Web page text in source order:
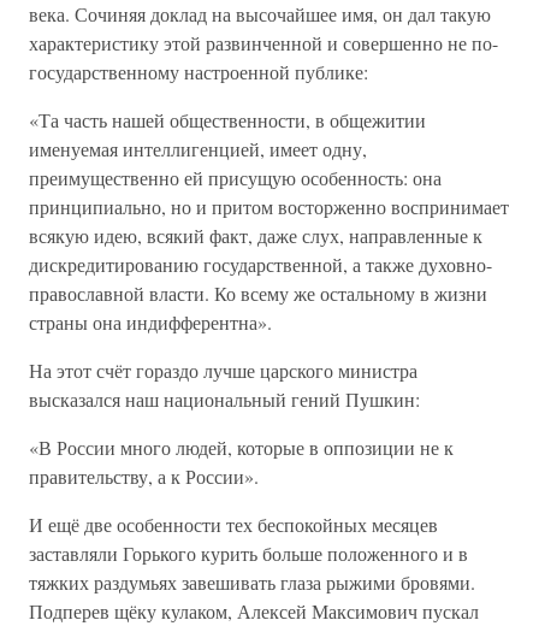
века. Сочиняя доклад на высочайшее имя, он дал такую
характеристику этой развинченной и совершенно не по-
государственному настроенной публике:
«Та часть нашей общественности, в общежитии
именуемая интеллигенцией, имеет одну,
преимущественно ей присущую особенность: она
принципиально, но и притом восторженно воспринимает
всякую идею, всякий факт, даже слух, направленные к
дискредитированию государственной, а также духовно-
православной власти. Ко всему же остальному в жизни
страны она индифферентна».
На этот счёт гораздо лучше царского министра
высказался наш национальный гений Пушкин:
«В России много людей, которые в оппозиции не к
правительству, а к России».
И ещё две особенности тех беспокойных месяцев
заставляли Горького курить больше положенного и в
тяжких раздумьях завешивать глаза рыжими бровями.
Подперев щёку кулаком, Алексей Максимович пускал